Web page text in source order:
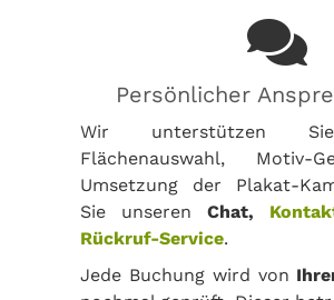
Persönlicher
Wir unterstützen
Flächenauswahl, Motiv-
Umsetzung der Plakat-
Sie unserenChat,
Rückruf-Service.
Jede Buchung wird von